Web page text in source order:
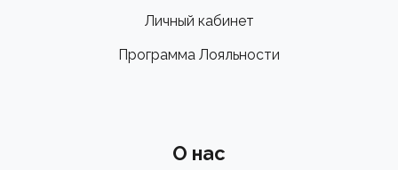
Личный кабинет
Программа Лояльности
О нас